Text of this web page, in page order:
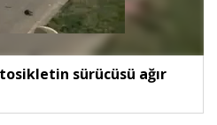
sürücüsü ağır